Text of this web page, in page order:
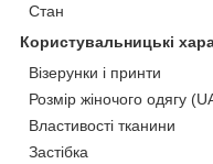
Стан
Користувальницькі
Візерунки і принти
Розмір жіночого одягу
Властивості тканини
Застібка